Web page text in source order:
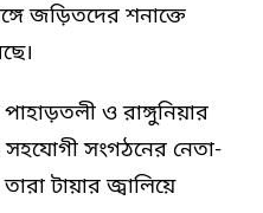
জড়িতদের শনাক্তে
ও রাঙ্গুনিয়ার
সংগঠনের নেতা-
টায়ার জ্বালিয়ে